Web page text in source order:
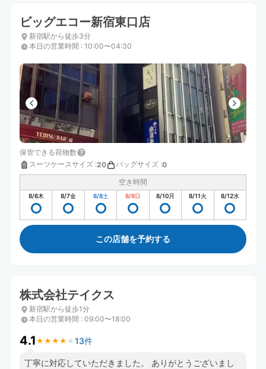
ビッグエコー新宿東口店
新宿駅から徒歩3分
本日の営業時間 : 10:00〜04:30
保管できる荷物数
スーツケースサイズ :20 バッグサイズ :0
空き時間
8/6木 8/7金 8/8土 8/9日 8/10月 8/11火 8/12水
この店舗を予約する
株式会社テイクス
新宿駅から徒歩1分
本日の営業時間 : 09:00〜18:00
4.1 ★ ★ ★ ★ ★
★ ★ ★ ★ ★ 13件
丁寧に対応していただきました。 ありがとうございまし